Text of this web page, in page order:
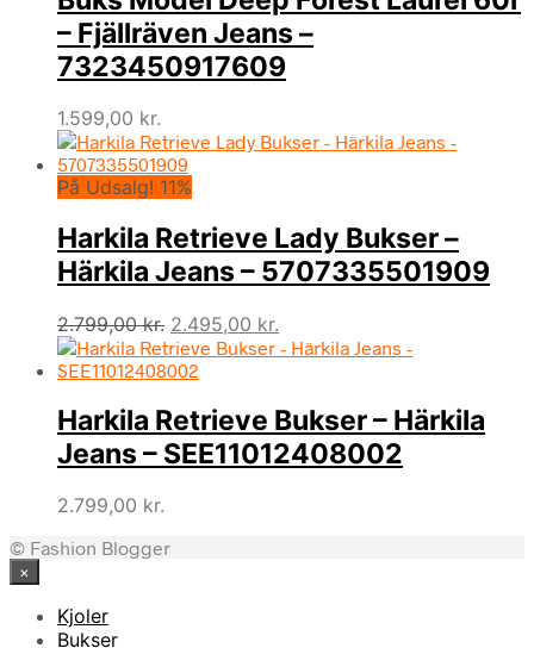
– Fjällräven Jeans –
7323450917609
1.599,00 kr.
På Udsalg! 11%
Harkila Retrieve Lady Bukser –
Härkila Jeans – 5707335501909
2.799,00kr. Den
oprindelige
pris
2.799,00 kr..
2.495,00 kr.
aktuelle
2.495,00 kr..
Harkila Retrieve Bukser – Härkila
Jeans – SEE11012408002
2.799,00 kr.
© Fashion Blogger
×
Kjoler
Bukser